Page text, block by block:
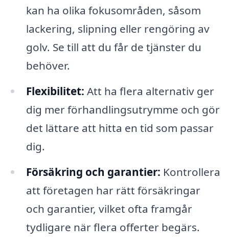
kan ha olika fokusområden, såsom
lackering, slipning eller rengöring av
golv. Se till att du får de tjänster du
behöver.
Flexibilitet: Att ha flera alternativ ger
dig mer förhandlingsutrymme och gör
det lättare att hitta en tid som passar
dig.
Försäkring och garantier: Kontrollera
att företagen har rätt försäkringar
och garantier, vilket ofta framgår
tydligare när flera offerter begärs.